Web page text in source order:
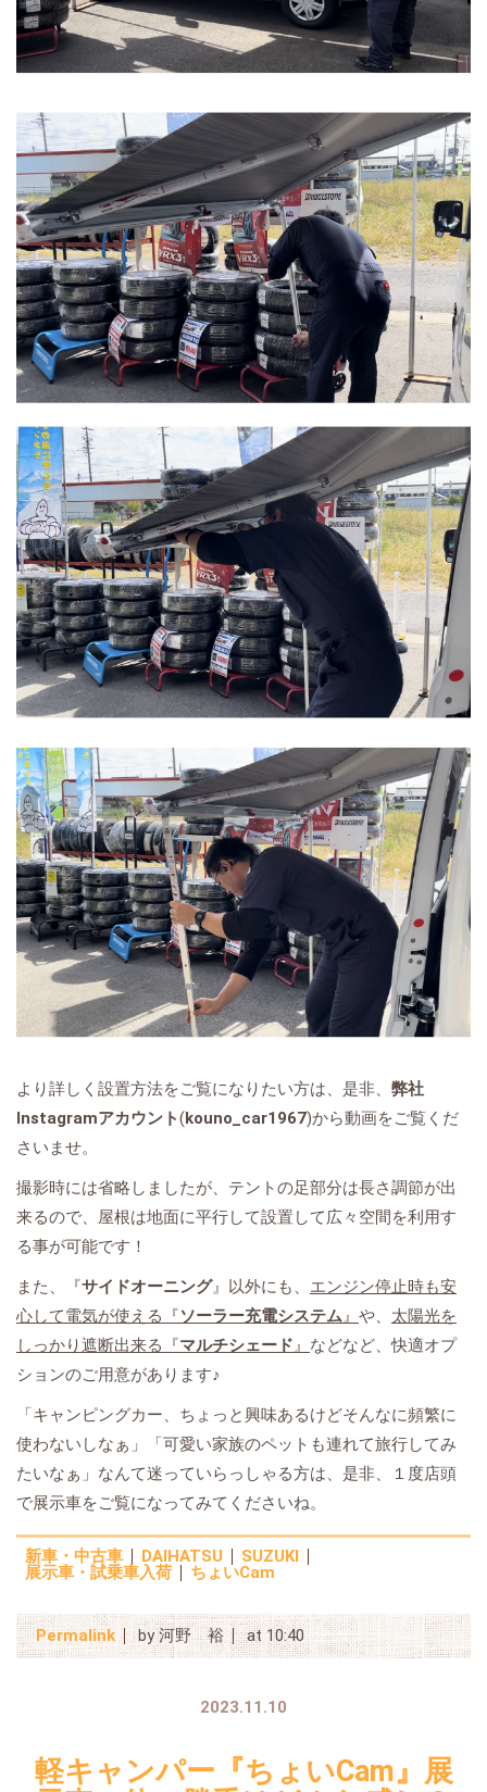
より詳しく設置方法をご覧になりたい方は、是非、 弊社
Instagramアカウント(kouno_car1967)から動画をご覧くだ
さいませ。
撮影時には省略しましたが、テントの足部分は長さ調節が出
来るので、屋根は地面に平行して設置して広々空間を利用す
る事が可能です！
また、『サイドオーニング』以外にも、 エンジン停止時も安
心して電気が使える『ソーラー充電システム』 や、 太陽光を
しっかり遮断出来る『マルチシェード』 などなど、快適オプ
ションのご用意があります♪
「キャンピングカー、ちょっと興味あるけどそんなに頻繁に
使わないしなぁ」「可愛い家族のペットも連れて旅行してみ
たいなぁ」なんて迷っていらっしゃる方は、是非、１度店頭
で展示車をご覧になってみてくださいね。
新車・中古車 DAIHATSU
SUZUKI
展示車・試乗車入荷
ちょいCam
Permalink by 河野 裕 at 10:40
2023.11.10
軽キャンパー『ちょいCam』展